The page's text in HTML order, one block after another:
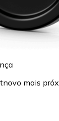
mais